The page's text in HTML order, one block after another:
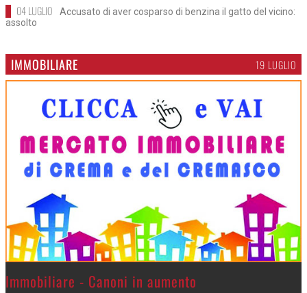
04 LUGLIO
Accusato di aver cosparso di benzina il gatto del vicino:
assolto
IMMOBILIARE 19 LUGLIO
>Immobiliare - Canoni in aumento